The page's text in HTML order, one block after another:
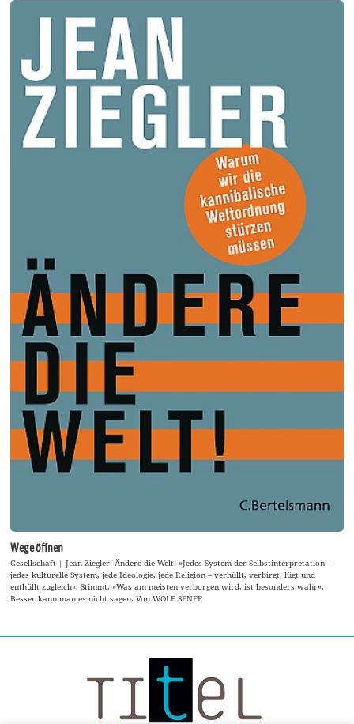
Wege öffnen
Gesellschaft | Jean Ziegler: Ändere die Welt! »Jedes System der Selbstinterpretation –
jedes kulturelle System, jede Ideologie, jede Religion – verhüllt, verbirgt, lügt und
enthüllt zugleich«. Stimmt. »Was am meisten verborgen wird, ist besonders wahr«.
Besser kann man es nicht sagen. Von WOLF SENFF